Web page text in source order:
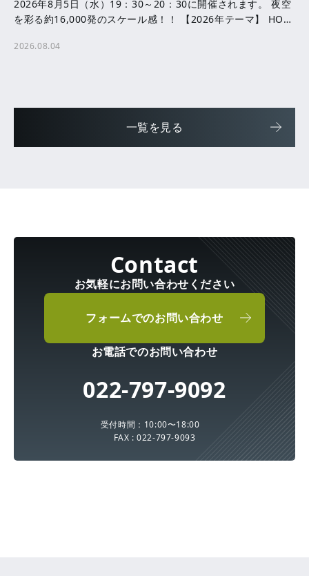
2026年8月5日（水）19：30～20：30に開催されます。 夜空
を彩る約16,000発のスケール感！！ 【2026年テーマ】 HOPE
2026.08.04
一覧を見る
お気軽にお問い合わせください
フォームでのお問い合わせ
お電話でのお問い合わせ
022-797-9092
受付時間：10:00〜18:00
FAX : 022-797-9093